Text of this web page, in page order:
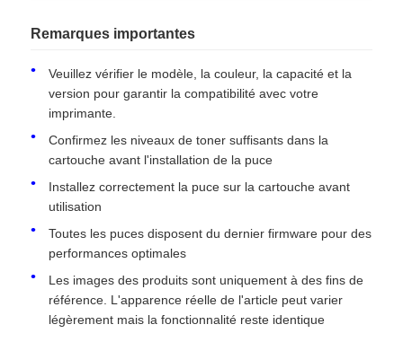
La puce de toner Samsung
Puce de tonique Canon
Une puce de tonifiant OKI
Puce de tonifiant Minolta
Puce de tonifiant Ricoh
Remarques importantes
Veuillez vérifier le modèle, la couleur, la capacité et la
version pour garantir la compatibilité avec votre
imprimante.
Confirmez les niveaux de toner suffisants dans la
cartouche avant l'installation de la puce
Installez correctement la puce sur la cartouche avant
utilisation
Toutes les puces disposent du dernier firmware pour des
performances optimales
Les images des produits sont uniquement à des fins de
référence. L'apparence réelle de l'article peut varier
légèrement mais la fonctionnalité reste identique